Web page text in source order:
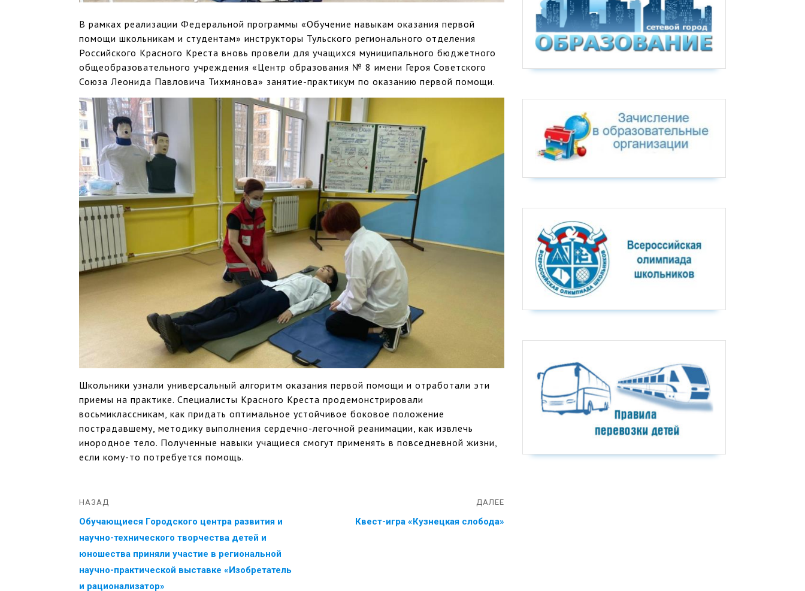
В рамках реализации Федеральной программы «Обучение навыкам оказания первой
помощи школьникам и студентам» инструкторы Тульского регионального отделения
Российского Красного Креста вновь провели для учащихся муниципального бюджетного
общеобразовательного учреждения «Центр образования № 8 имени Героя Советского
Союза Леонида Павловича Тихмянова» занятие-практикум по оказанию первой помощи.
Школьники узнали универсальный алгоритм оказания первой помощи и отработали эти
приемы на практике. Специалисты Красного Креста продемонстрировали
восьмиклассникам, как придать оптимальное устойчивое боковое положение
пострадавшему, методику выполнения сердечно-легочной реанимации, как извлечь
инородное тело. Полученные навыки учащиеся смогут применять в повседневной жизни,
если кому-то потребуется помощь.
НАЗАД
Обучающиеся Городского центра развития и
научно-технического творчества детей и
юношества приняли участие в региональной
научно-практической выставке «Изобретатель
и рационализатор»
ДАЛЕЕ
Квест-игра «Кузнецкая слобода»